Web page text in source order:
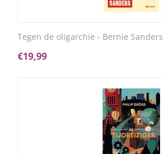
Tegen de oligarchie - Bernie Sanders
€19,99